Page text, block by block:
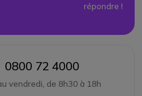
répondre !
icon
0800 72 4000
vendredi, de 8h30 à 18h